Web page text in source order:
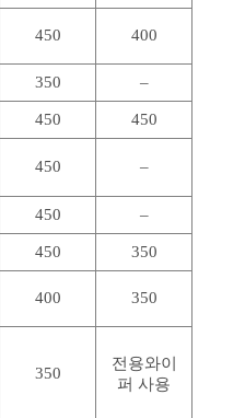
450 400
350 –
450 450
450 –
450 –
450 350
400 350
350
전용와이
퍼 사용